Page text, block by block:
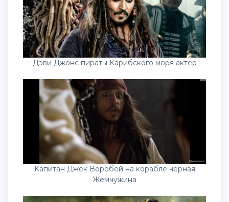
Дэви Джонс пираты Карибского моря актер
Капитан Джек Воробей на корабле чёрная
Жемчужина